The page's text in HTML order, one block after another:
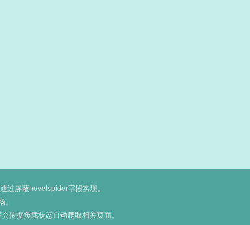
过屏蔽novelspider字段实现。
依据负载状态自动爬取相关页面。